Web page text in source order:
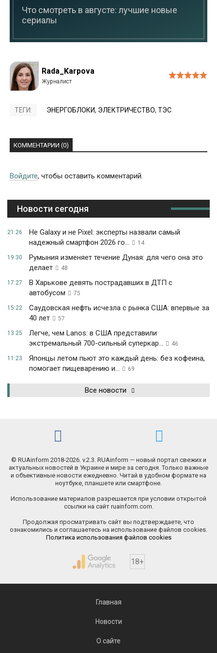
Что смотреть в августе: лучшие новые
сериалы
Rada_Karpova
ТЕГИ: ЭНЕРГОБЛОКИ, ЭЛЕКТРИЧЕСТВО, ТЭС
КОММЕНТАРИИ (0)
Войдите, чтобы оставить комментарий.
Новости сегодня
21:26
Не Galaxy и не Pixel: эксперты назвали самый
надежный смартфон 2026 го...
14
19:30
Румыния изменяет течение Дуная: для чего она это
делает
48
17:27
В Харькове девять пострадавших в ДТП с
автобусом
75
15:22
Саудовская нефть исчезла с рынка США: впервые за
40 лет
57
13:25
Легче, чем Lanos: в США представили
экстремальный 700-сильный суперкар...
46
11:23
Японцы летом пьют это каждый день: без кофеина,
помогает пищеварению и...
69
Все новости
© RUAinform 2018-2026. v.2.3. RUAinform — новый портал свежих и
актуальных новостей в Украине и мире за сегодня. Только важные
и объективные новости ежедневно. Читай в удобном формате на
ноутбуке, планшете или смартфоне.
Использование материалов разрешается при условии открытой
ссылки на сайт ruainform.com.
Продолжая просматривать сайт вы подтверждаете, что
ознакомились и соглашаетесь на использование файлов cookies.
Политика использования файлов cookies
18+
Главная
Новости
О сайте